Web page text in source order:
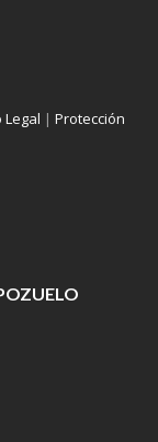
Legal | Protección